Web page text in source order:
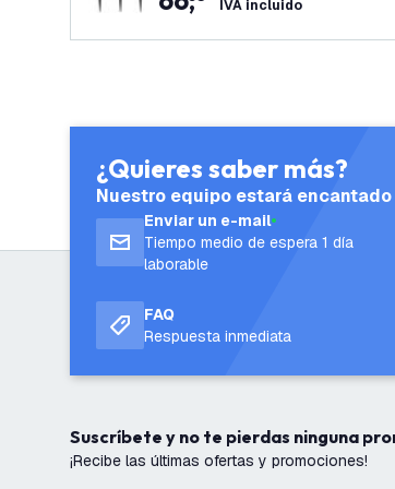
IVA incluido
¿Quieres saber más?
Nuestro equipo estará
Enviar un e-mail
Tiempo medio de espera 1 día
laborable
FAQ
Respuesta inmediata
Suscríbete y no te pierdas ninguna
¡Recibe las últimas ofertas y promociones!